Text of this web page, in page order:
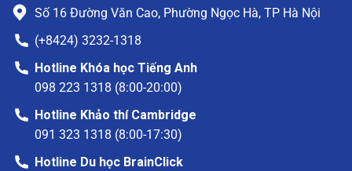
Số 16 Đường Văn Cao, Phường Ngọc Hà, TP Hà Nội
(+8424) 3232-1318
Hotline Khóa học Tiếng Anh
098 223 1318 (8:00-20:00)
Hotline Khảo thí Cambridge
091 323 1318 (8:00-17:30)
Hotline Du học BrainClick